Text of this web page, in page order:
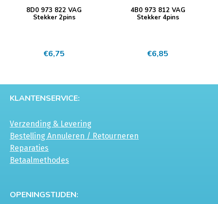
8D0 973 822 VAG
Stekker 2pins
€6,75
4B0 973 812 VAG
Stekker 4pins
€6,85
KLANTENSERVICE:
Verzending & Levering
Bestelling Annuleren / Retourneren
Reparaties
Betaalmethodes
OPENINGSTIJDEN: